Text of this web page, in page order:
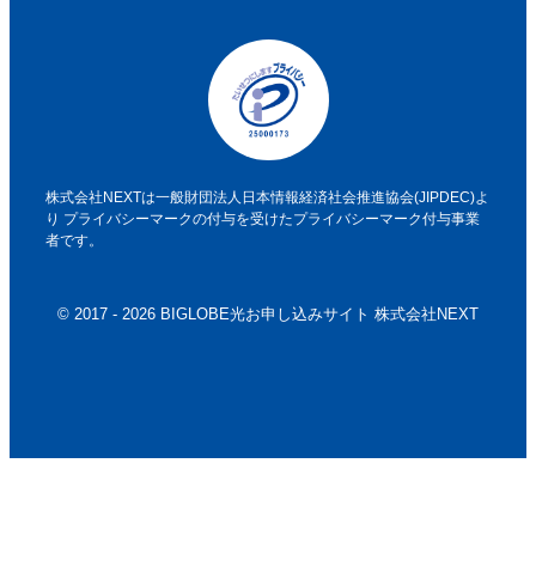
株式会社NEXTは一般財団法人日本情報経済社会推進協会(JIPDEC)よ
り プライバシーマークの付与を受けたプライバシーマーク付与事業
者です。
© 2017 - 2026 BIGLOBE光お申し込みサイト 株式会社NEXT